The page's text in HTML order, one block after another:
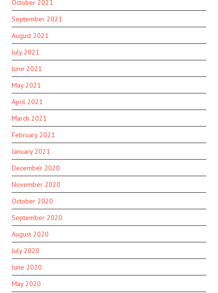
October 2021
September 2021
August 2021
July 2021
June 2021
May 2021
April 2021
March 2021
February 2021
January 2021
December 2020
November 2020
October 2020
September 2020
August 2020
July 2020
June 2020
May 2020